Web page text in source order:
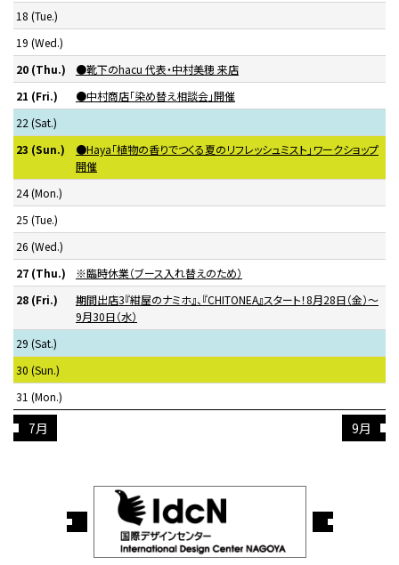
18 (Tue.)
19 (Wed.)
20 (Thu.)
●靴下のhacu 代表・中村美穂 来店
21 (Fri.)
●中村商店「染め替え相談会」開催
22 (Sat.)
23 (Sun.)
●Haya「植物の香りでつくる夏のリフレッシュミスト」ワークショップ
開催
24(Mon.)
25 (Tue.)
26 (Wed.)
27 (Thu.)
※臨時休業（ブース入れ替えのため）
28 (Fri.)
期間出店3『紺屋のナミホ』、『CHITONEA』スタート！8月28日（金）〜
9月30日（水）
29 (Sat.)
30 (Sun.)
31 (Mon.)
7月 9月